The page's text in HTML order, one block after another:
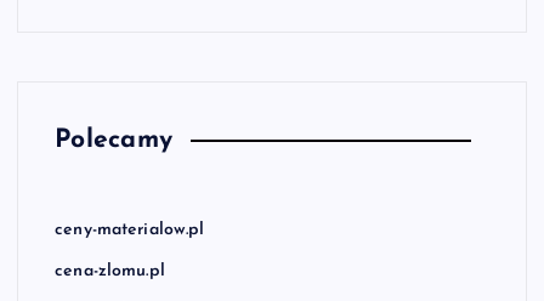
Polecamy
ceny-materialow.pl
cena-zlomu.pl